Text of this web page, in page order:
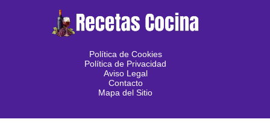
Política de Cookies
Política de Privacidad
Aviso Legal
Contacto
Mapa del Sitio